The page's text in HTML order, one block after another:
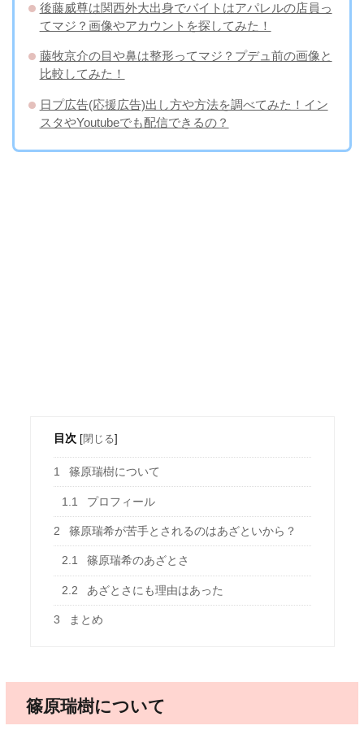
後藤威尊は関西外大出身でバイトはアパレルの店員っ
てマジ？画像やアカウントを探してみた！
藤牧京介の目や鼻は整形ってマジ？プデュ前の画像と
比較してみた！
日プ広告(応援広告)出し方や方法を調べてみた！イン
スタやYoutubeでも配信できるの？
目次 [閉じる]
1 篠原瑞樹について
1.1 プロフィール
2 篠原瑞希が苦手とされるのはあざといから？
2.1 篠原瑞希のあざとさ
2.2 あざとさにも理由はあった
3 まとめ
篠原瑞樹について